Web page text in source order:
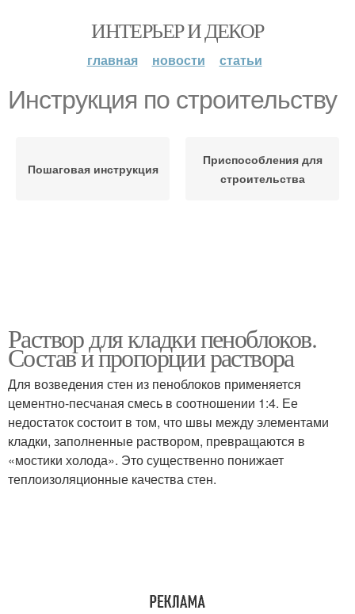
ИНТЕРЬЕР И ДЕКОР
главная новости статьи
Инструкция по строительству
Пошаговая инструкция
Приспособления для
строительства
Раствор для кладки пеноблоков.
Состав и пропорции раствора
Для возведения стен из пеноблоков применяется
цементно-песчаная смесь в соотношении 1:4. Ее
недостаток состоит в том, что швы между элементами
кладки, заполненные раствором, превращаются в
«мостики холода». Это существенно понижает
теплоизоляционные качества стен.